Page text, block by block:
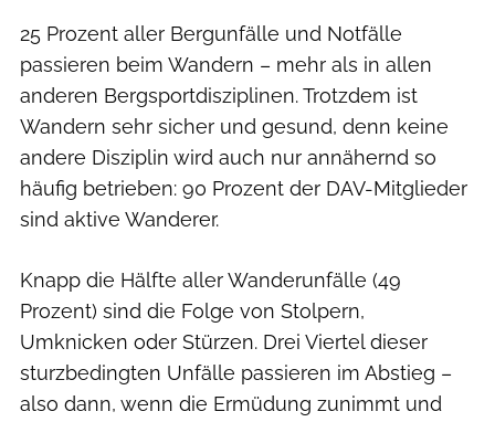
25 Prozent aller Bergunfälle und Notfälle
passieren beim Wandern – mehr als in allen
anderen Bergsportdisziplinen. Trotzdem ist
Wandern sehr sicher und gesund, denn keine
andere Disziplin wird auch nur annähernd so
häufig betrieben: 90 Prozent der DAV-Mitglieder
sind aktive Wanderer.
Knapp die Hälfte aller Wanderunfälle (49
Prozent) sind die Folge von Stolpern,
Umknicken oder Stürzen. Drei Viertel dieser
sturzbedingten Unfälle passieren im Abstieg –
also dann, wenn die Ermüdung zunimmt und